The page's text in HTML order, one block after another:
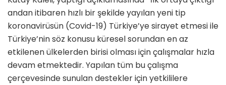
andan itibaren hızlı bir şekilde yayılan yeni tip
koronavirüsün (Covid-19) Türkiye’ye sirayet etmesi ile
Türkiye’nin söz konusu küresel sorundan en az
etkilenen ülkelerden birisi olması için çalışmalar hızla
devam etmektedir. Yapılan tüm bu çalışma
çerçevesinde sunulan destekler için yetkililere